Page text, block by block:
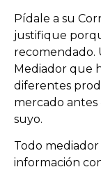
Pídale a su
justifique
recomendado.
Mediador que
diferentes
mercado
suyo.
Todo
información